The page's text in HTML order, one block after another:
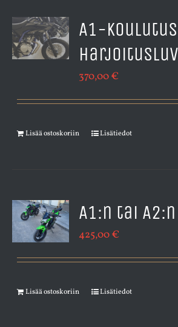
A1-koulutus
370,00€
Lisää ostoskoriin Lisätiedot
A1:n tai
425,00€
Lisää ostoskoriin Lisätiedot